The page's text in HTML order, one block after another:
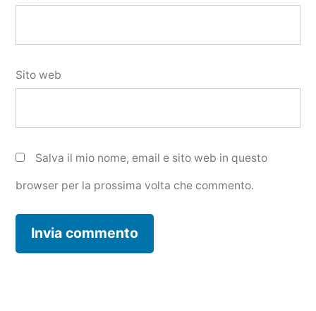
Sito web
Salva il mio nome, email e sito web in questo
browser per la prossima volta che commento.